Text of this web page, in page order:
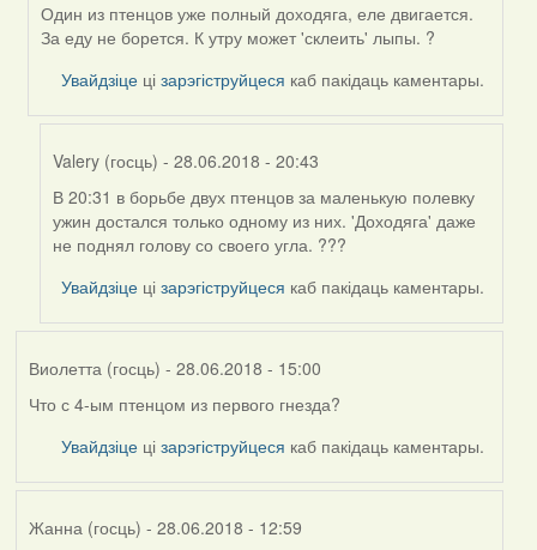
In
reply
Feather
Один из птенцов уже полный доходяга, еле двигается.
За еду не борется. К утру может 'склеить' лыпы. ?
Увайдзіце цізарэгіструйцеся каб пакідаць каментары.
Valery (госць) - 28.06.2018 - 20:43
In
reply
to
by
Valery
(госць)
В 20:31 в борьбе двух птенцов за маленькую полевку
ужин достался только одному из них. 'Доходяга' даже
не поднял голову со своего угла. ???
Увайдзіце цізарэгіструйцеся каб пакідаць каментары.
Виолетта (госць) - 28.06.2018 - 15:00
Что с 4-ым птенцом из первого гнезда?
Увайдзіце цізарэгіструйцеся каб пакідаць каментары.
Жанна (госць) - 28.06.2018 - 12:59